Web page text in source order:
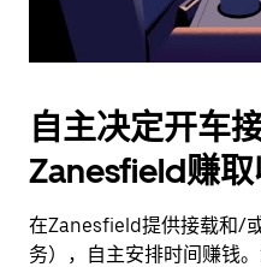
闭
日
历。
自主决定开车
Zanesfield赚
在Zanesfield提供接载和/
务），自主安排时间赚钱